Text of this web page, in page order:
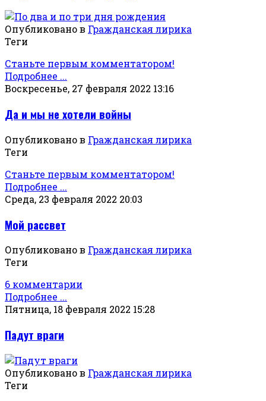
Опубликовано в Гражданская лирика
Теги
Станьте первым комментатором!
Подробнее ...
Воскресенье, 27 февраля 2022 13:16
Да и мы не хотели войны
Опубликовано в Гражданская лирика
Теги
Станьте первым комментатором!
Подробнее ...
Среда, 23 февраля 2022 20:03
Мой рассвет
Опубликовано в Гражданская лирика
Теги
6 комментарии
Подробнее ...
Пятница, 18 февраля 2022 15:28
Падут враги
Опубликовано в Гражданская лирика
Теги